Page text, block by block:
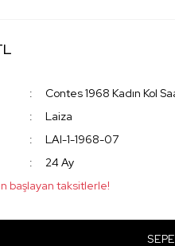
Contes 1968 Kadın Kol
Laiza
LAI-1-1968-07
24 Ay
başlayan taksitlerle!